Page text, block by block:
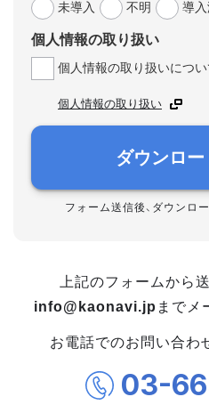
未導入
不明 導
個人情報の取り扱い
個人情報の取り扱いについ
個人情報の取り扱い
ダウンロー
フォーム送信後、ダウンロ
上記のフォームから
info@kaonavi.jp までメ
お電話でのお問い合わ
03-